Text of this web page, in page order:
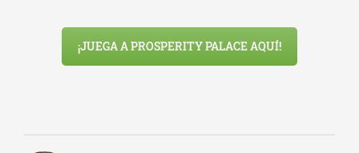
¡JUEGA A PROSPERITY PALACE AQUÍ!